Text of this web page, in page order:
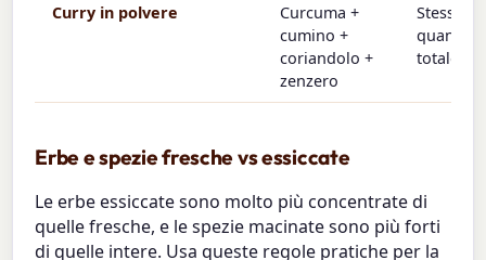
Curry in polvere
Curcuma +
cumino +
coriandolo +
zenzero
Stessa
quantità
totale
Erbe e spezie fresche vs essiccate
Le erbe essiccate sono molto più concentrate di
quelle fresche, e le spezie macinate sono più forti
di quelle intere. Usa queste regole pratiche per la